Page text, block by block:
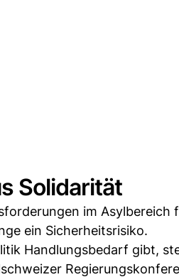
Solidarität
im
ein Sicherheitsrisiko.
Handlungsbedarf gibt,